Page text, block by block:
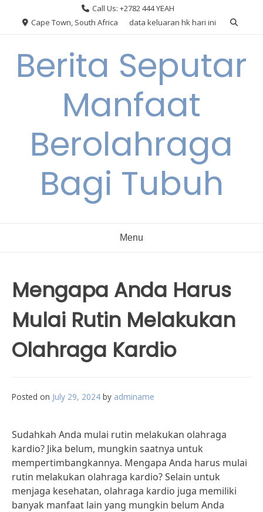
Call Us: +2782 444 YEAH
Cape Town, South Africa
data keluaran hk hari ini
Berita Seputar
Manfaat
Berolahraga
Bagi Tubuh
Menu
Mengapa Anda Harus
Mulai Rutin Melakukan
Olahraga Kardio
Posted on July 29, 2024 by adminame
Sudahkah Anda mulai rutin melakukan olahraga
kardio? Jika belum, mungkin saatnya untuk
mempertimbangkannya. Mengapa Anda harus mulai
rutin melakukan olahraga kardio? Selain untuk
menjaga kesehatan, olahraga kardio juga memiliki
banyak manfaat lain yang mungkin belum Anda